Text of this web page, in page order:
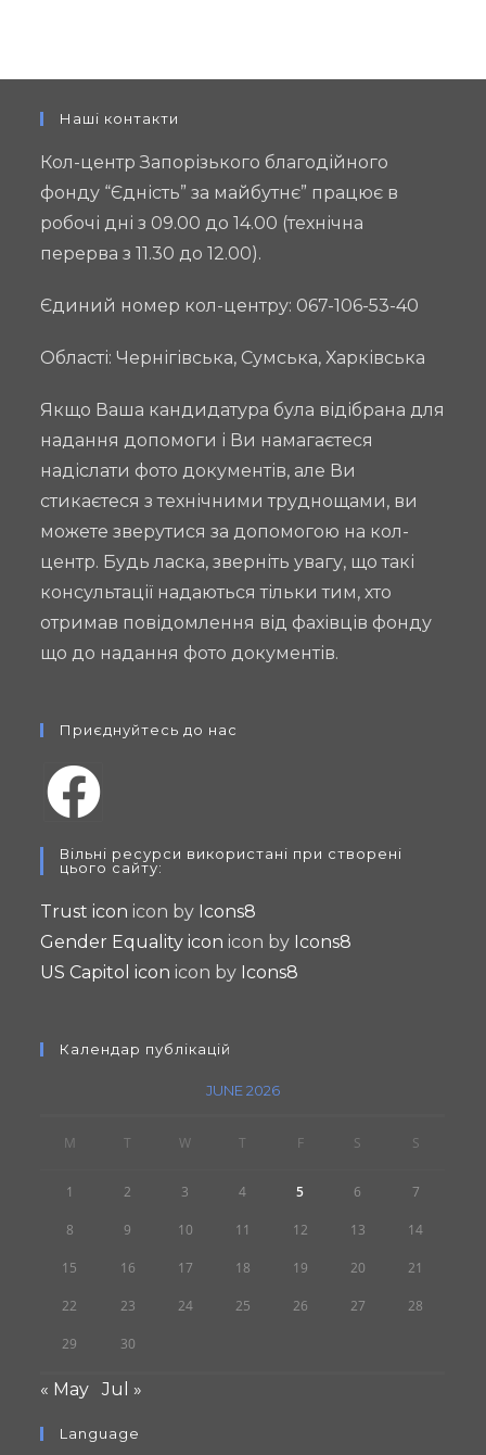
кейс-
менеджера
Наші контакти
Кол-центр Запорізького благодійного
фонду “Єдність” за майбутнє” працює в
робочі дні з 09.00 до 14.00 (технічна
перерва з 11.30 до 12.00).
Єдиний номер кол-центру: 067-106-53-40
Області: Чернігівська, Сумська, Харківська
Якщо Ваша кандидатура була відібрана для
надання допомоги і Ви намагаєтеся
надіслати фото документів, але Ви
стикаєтеся з технічними труднощами, ви
можете зверутися за допомогою на кол-
центр. Будь ласка, зверніть увагу, що такі
консультації надаються тільки тим, хто
отримав повідомлення від фахівців фонду
що до надання фото документів.
Приєднуйтесь до нас
new
tab
Вільні ресурси використані при створені
цього сайту:
Trust icon icon by Icons8
Gender Equality icon icon by Icons8
US Capitol icon icon by Icons8
Календар публікацій
JUNE 2026
M T W T F S S
1 2 3 4 5 6 7
8 9 10 11 12 13 14
15 16 17 18 19 20 21
22 23 24 25 26 27 28
29 30
« May Jul »
Language